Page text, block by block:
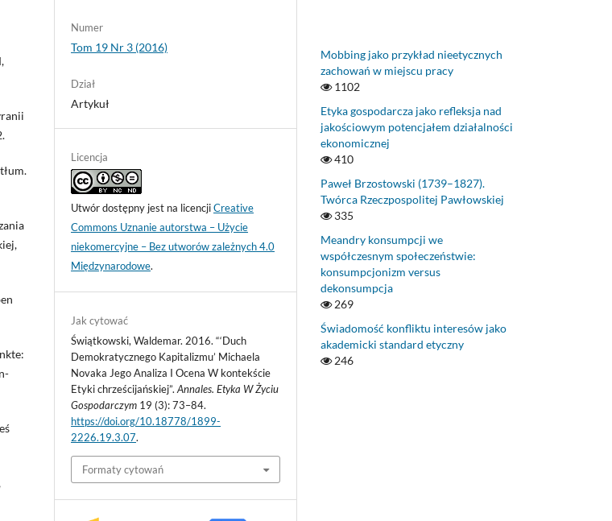
Numer
Tom 19 Nr 3 (2016)
Dział
Artykuł
Licencja
Utwór dostępny jest na licencjiCreative
Commons Uznanie autorstwa – Użycie
niekomercyjne – Bez utworów zależnych 4.0
Międzynarodowe.
Jak cytować
Świątkowski, Waldemar. 2016. “‘Duch
Demokratycznego Kapitalizmu’ Michaela
Novaka Jego Analiza I Ocena W kontekście
Etyki chrześcijańskiej”.Annales. Etyka W Życiu
Gospodarczym 19 (3): 73–84.
https://doi.org/10.18778/1899-
2226.19.3.07.
Formaty cytowań
Mobbing jako przykład nieetycznych
zachowań w miejscu pracy
1102
Etyka gospodarcza jako refleksja nad
jakościowym potencjałem działalności
ekonomicznej
410
Paweł Brzostowski (1739–1827).
Twórca Rzeczpospolitej Pawłowskiej
335
Meandry konsumpcji we
współczesnym społeczeństwie:
konsumpcjonizm versus
dekonsumpcja
269
Świadomość konfliktu interesów jako
akademicki standard etyczny
246